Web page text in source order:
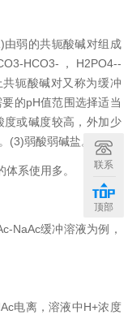
弱的共轭酸碱对组成
HCO3-，H2PO4--
轭酸碱对又称为缓冲
的pH值范围选择适当
或碱度较高，外加少
(3)弱酸弱碱盐。
系使用多。
缓冲溶液为例，
电离，溶液中H+浓度
联系
顶部